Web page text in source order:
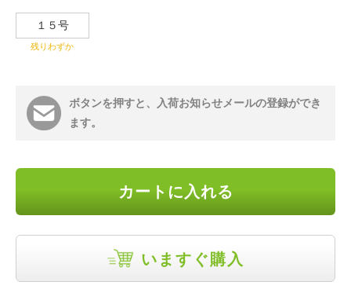
１５号
残りわずか
ボタンを押すと、入荷お知らせメールの登録ができ
ます。
カートに入れる
いますぐ購入